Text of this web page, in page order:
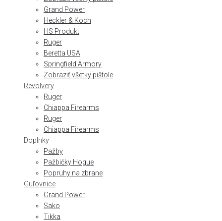
Grand Power
Heckler & Koch
HS Produkt
Ruger
Beretta USA
Springfield Armory
Zobraziť všetky pištole
Revolvery
Ruger
Chiappa Firearms
Ruger
Chiappa Firearms
Doplnky
Pažby
Pažbičky Hogue
Popruhy na zbrane
Guľovnice
Grand Power
Sako
Tikka